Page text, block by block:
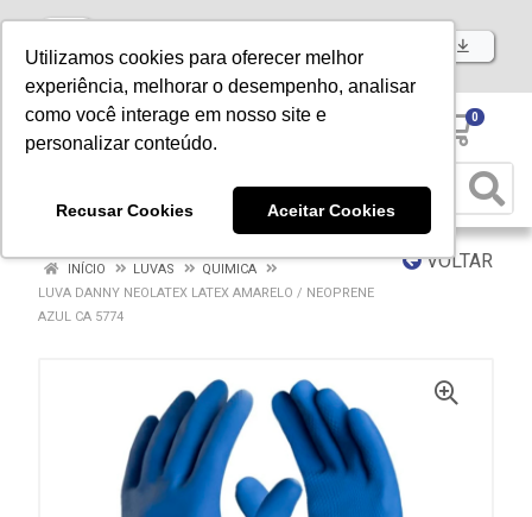
Utilizamos cookies para oferecer melhor
experiência, melhorar o desempenho, analisar
como você interage em nosso site e
personalizar conteúdo.
Recusar Cookies Aceitar Cookies
Baixe já nosso APP
0
VOLTAR
INÍCIO LUVAS
QUIMICA
LUVA DANNY NEOLATEX LATEX AMARELO / NEOPRENE
AZUL CA 5774